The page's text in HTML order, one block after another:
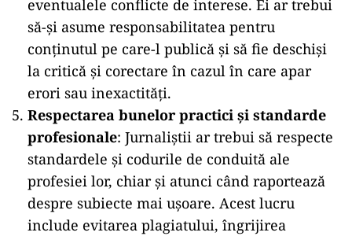
eventualele conflicte de interese. Ei ar trebui
să-și asume responsabilitatea pentru
conținutul pe care-l publică și să fie deschiși
la critică și corectare în cazul în care apar
erori sau inexactități.
Respectarea bunelor practici și standarde
profesionale: Jurnaliștii ar trebui să respecte
standardele și codurile de conduită ale
profesiei lor, chiar și atunci când raportează
despre subiecte mai ușoare. Acest lucru
include evitarea plagiatului, îngrijirea